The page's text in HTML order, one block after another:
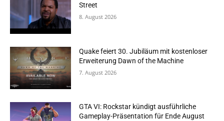
Street
8. August 2026
Quake feiert 30. Jubiläum mit kostenloser
Erweiterung Dawn of the Machine
7. August 2026
GTA VI: Rockstar kündigt ausführliche
Gameplay-Präsentation für Ende August